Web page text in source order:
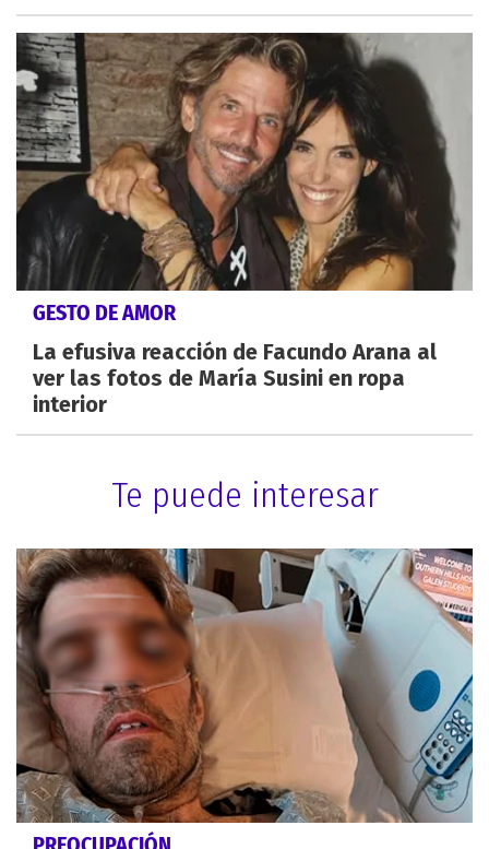
GESTO DE AMOR
La efusiva reacción de Facundo Arana al
ver las fotos de María Susini en ropa
interior
Te puede interesar